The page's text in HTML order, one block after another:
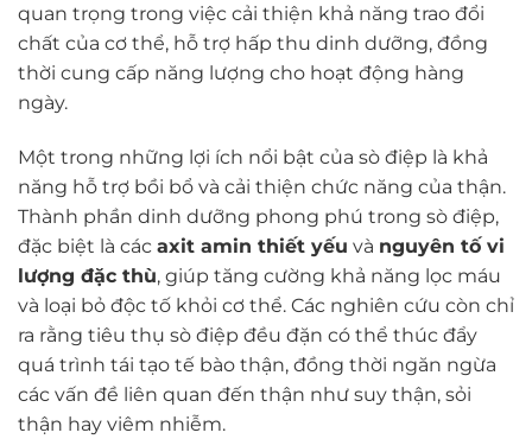
quan trọng trong việc cải thiện khả năng trao đổi
chất của cơ thể, hỗ trợ hấp thu dinh dưỡng, đồng
thời cung cấp năng lượng cho hoạt động hàng
ngày.
Một trong những lợi ích nổi bật của sò điệp là khả
năng hỗ trợ bồi bổ và cải thiện chức năng của thận.
Thành phần dinh dưỡng phong phú trong sò điệp,
đặc biệt là các axit amin thiết yếu và nguyên tố vi
lượng đặc thù, giúp tăng cường khả năng lọc máu
và loại bỏ độc tố khỏi cơ thể. Các nghiên cứu còn chỉ
ra rằng tiêu thụ sò điệp đều đặn có thể thúc đẩy
quá trình tái tạo tế bào thận, đồng thời ngăn ngừa
các vấn đề liên quan đến thận như suy thận, sỏi
thận hay viêm nhiễm.